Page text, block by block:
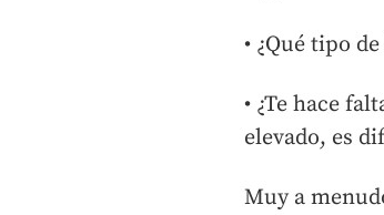
• ¿Qué tipo
• ¿Te hace
elevado, es
Muy a